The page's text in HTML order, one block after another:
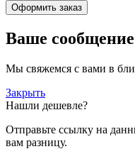
Оформить заказ
Ваше
Мы свяжемся с вами в
Закрыть
Нашли дешевле?
Отправьте ссылку на
вам разницу.